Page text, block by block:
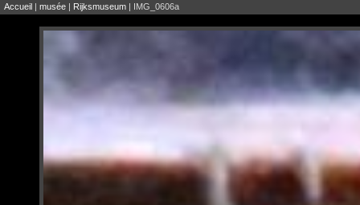
Accueil | musée | Rijksmuseum | IMG_0606a